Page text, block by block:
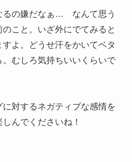
るの嫌だなぁ… なんて思う
こと。いざ外にでてみると
よ。どうせ汗をかいてベタ
むしろ気持ちいいくらいで
対するネガティブな感情を
んでくださいね！